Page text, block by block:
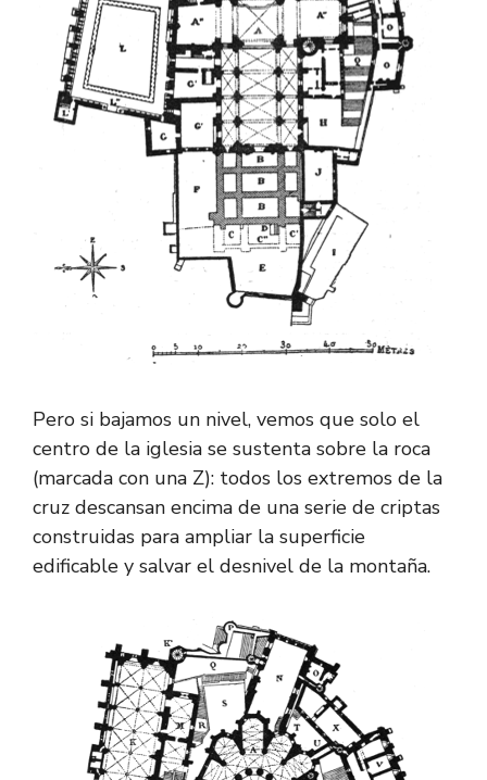
Pero si bajamos un nivel, vemos que solo el
centro de la iglesia se sustenta sobre la roca
(marcada con una Z): todos los extremos de la
cruz descansan encima de una serie de criptas
construidas para ampliar la superficie
edificable y salvar el desnivel de la montaña.